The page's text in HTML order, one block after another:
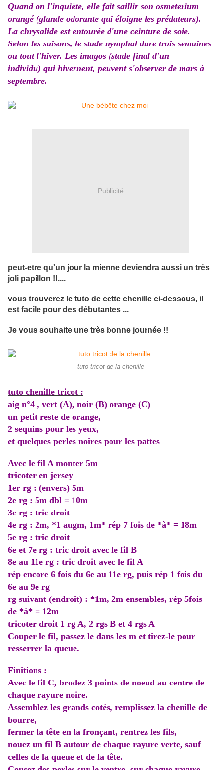
Quand on l'inquiète, elle fait saillir son osmeterium
orangé (glande odorante qui éloigne les prédateurs).
La chrysalide est entourée d'une ceinture de soie.
Selon les saisons, le stade nymphal dure trois semaines
ou tout l'hiver. Les imagos (stade final d'un
individu) qui hivernent, peuvent s'observer de mars à
septembre.
Publicité
peut-etre qu'un jour la mienne deviendra aussi un très
joli papillon !!....
vous trouverez le tuto de cette chenille ci-dessous, il
est facile pour des débutantes ...
Je vous souhaite une très bonne journée !!
tuto tricot de la chenille
tuto chenille tricot :
aig n°4 , vert (A), noir (B) orange (C)
un petit reste de orange,
2 sequins pour les yeux,
et quelques perles noires pour les pattes
Avec le fil A monter 5m
tricoter en jersey
1er rg : (envers) 5m
2e rg : 5m dbl = 10m
3e rg : tric droit
4e rg : 2m, *1 augm, 1m* rép 7 fois de *à* = 18m
5e rg : tric droit
6e et 7e rg : tric droit avec le fil B
8e au 11e rg : tric droit avec le fil A
rép encore 6 fois du 6e au 11e rg, puis rép 1 fois du
6e au 9e rg
rg suivant (endroit) : *1m, 2m ensembles, rép 5fois
de *à* = 12m
tricoter droit 1 rg A, 2 rgs B et 4 rgs A
Couper le fil, passez le dans les m et tirez-le pour
resserrer la queue.
Finitions :
Avec le fil C, brodez 3 points de noeud au centre de
chaque rayure noire.
Assemblez les grands cotés, remplissez la chenille de
bourre,
fermer la tête en la fronçant, rentrez les fils,
nouez un fil B autour de chaque rayure verte, sauf
celles de la queue et de la tête.